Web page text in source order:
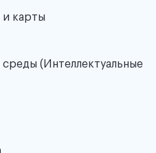
и карты
(Интеллектуальные